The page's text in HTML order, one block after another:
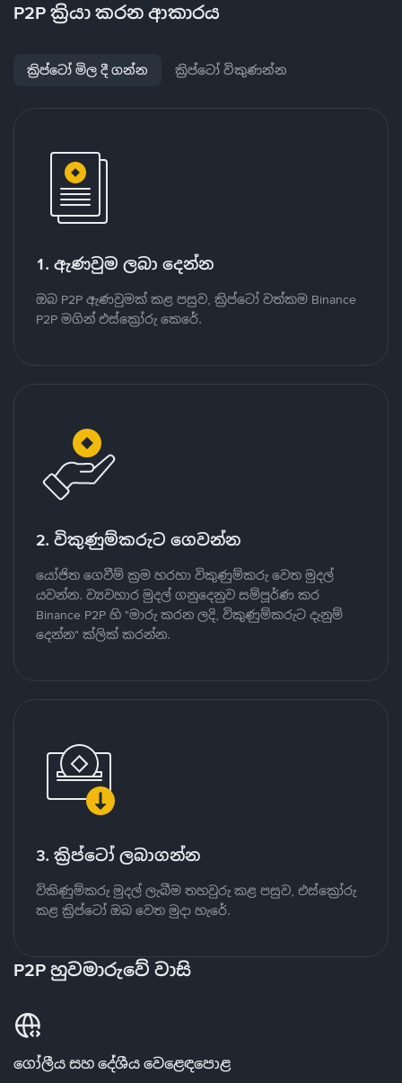
P2P ක්‍රියා කරන ආකාරය
ක්‍රිප්ටෝ මිල දී ගන්න ක්‍රිප්ටෝ විකුණන්න
1. ඇණවුම ලබා දෙන්න
ඔබ P2P ඇණවුමක් කළ පසුව, ක්‍රිප්ටෝ වත්කම Binance
P2P මගින් එස්ක්‍රෝරු කෙරේ.
2. විකුණුම්කරුට ගෙවන්න
යෝජිත ගෙවීම් ක්‍රම හරහා විකුණුම්කරු වෙත මුදල්
යවන්න. ව්‍යවහාර මුදල් ගනුදෙනුව සම්පූර්ණ කර
Binance P2P හි "මාරු කරන ලදි, විකුණුම්කරුට දැනුම්
දෙන්න" ක්ලික් කරන්න.
3. ක්‍රිප්ටෝ ලබාගන්න
විකිණුම්කරු මුදල් ලැබීම තහවුරු කළ පසුව, එස්ක්‍රෝරු
කළ ක්‍රිප්ටෝ ඔබ වෙත මුදා හැරේ.
P2P හුවමාරුවේ වාසි
ගෝලීය සහ දේශීය වෙළෙඳපොළ